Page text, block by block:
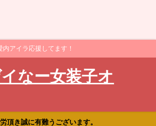
アイラ応援してます！
なー女装子オ
頂き誠に有難うございます。